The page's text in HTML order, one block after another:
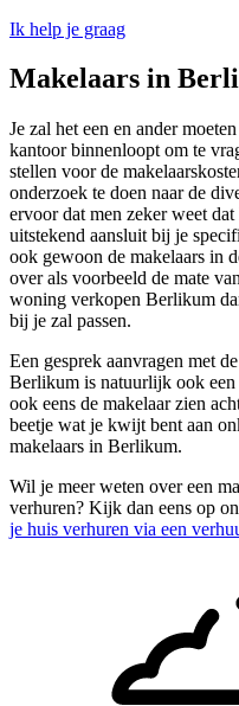
Ik help je graag
Makelaars in
Je zal het een en ander
kantoor binnenloopt om te
stellen voor de
onderzoek te doen naar de
ervoor dat men zeker weet
uitstekend aansluit bij je
ook gewoon de makelaars in
over als voorbeeld de mate
woning verkopen Berlikum
bij je zal passen.
Een gesprek aanvragen met
Berlikum is natuurlijk ook
ook eens de makelaar zien
beetje wat je kwijt bent aan
makelaars in Berlikum.
Wil je meer weten over een
verhuren? Kijk dan eens op
je huis verhuren via een